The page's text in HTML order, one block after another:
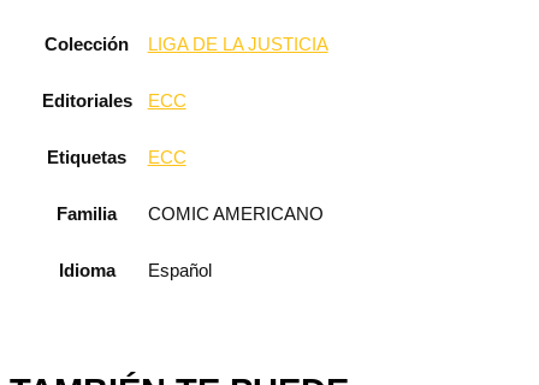
Colección LIGA DE LA JUSTICIA
Editoriales ECC
Etiquetas ECC
Familia COMIC AMERICANO
Idioma Español